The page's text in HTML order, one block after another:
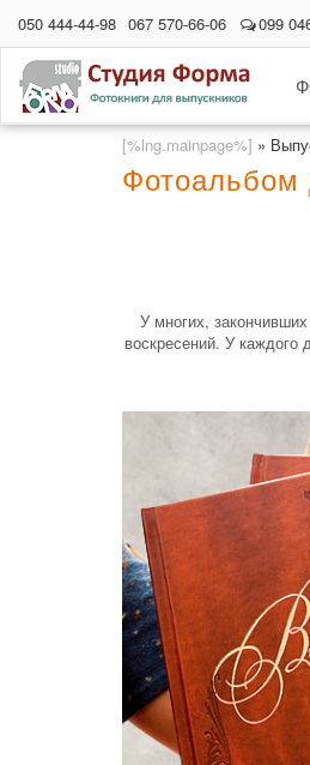
050 444-44-98 067 570-66-06 099
[%lng.mainpage%] »
Фотоальбом
У многих,
воскресений. У